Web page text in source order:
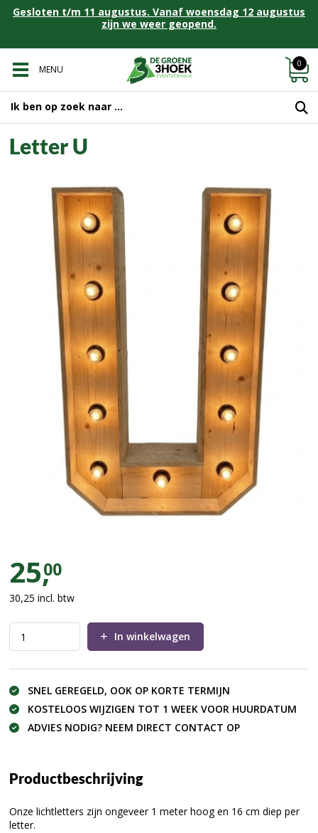
Gesloten t/m 11 augustus. Vanaf woensdag 12 augustus
zijn we weer geopend.
MENU
0
Letter U
Letter U
25,00
30,25 incl. btw
In winkelwagen
SNEL GEREGELD, OOK OP KORTE TERMIJN
KOSTELOOS WIJZIGEN TOT 1 WEEK VOOR HUURDATUM
ADVIES NODIG? NEEM DIRECT CONTACT OP
Productbeschrijving
Onze lichtletters zijn ongeveer 1 meter hoog en 16 cm diep per
letter.